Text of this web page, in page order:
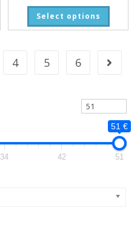
Select options
4 5 6
51 €
34 42 51